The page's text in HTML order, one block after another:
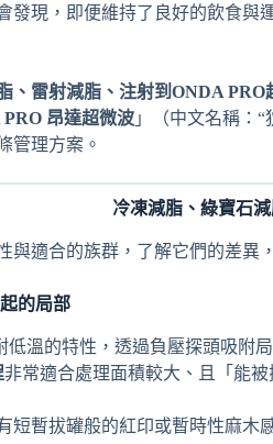
發現，即便維持了良好的飲食
、雷射減脂、注射到ONDA PRO
昂達超微波 」（中文名稱：“
管理方案。
冷凍減脂、綠寶石
與適合的族群，了解它們的差異
的局部
低溫的特性，透過負壓探頭吸附
非常適合處理面積較大、且「能
短暫拔罐般的紅印或暫時性麻木